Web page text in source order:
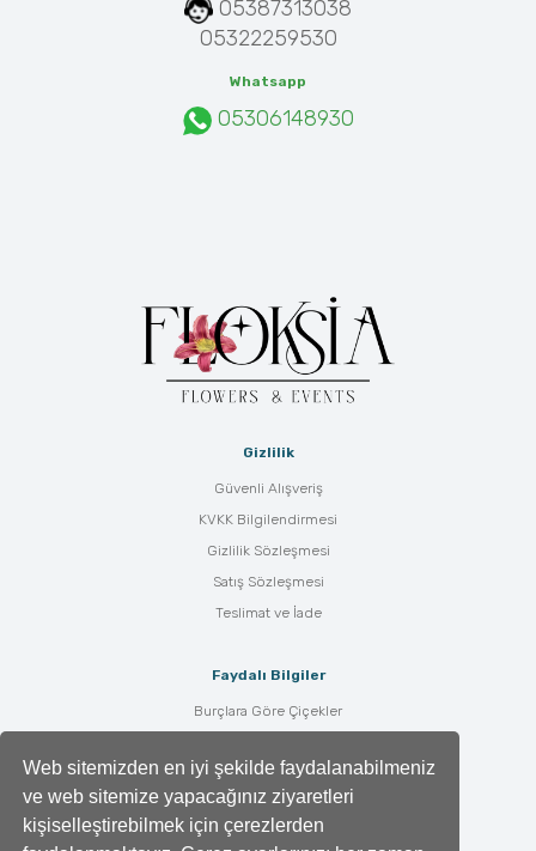
Web sitemizden en iyi şekilde faydalanabilmeniz
ve web sitemize yapacağınız ziyaretleri
kişiselleştirebilmek için çerezlerden
05387313038
05322259530
Whatsapp
05306148930
Gizlilik
Güvenli Alışveriş
KVKK Bilgilendirmesi
Gizlilik Sözleşmesi
Satış Sözleşmesi
Teslimat ve İade
Faydalı Bilgiler
Burçlara Göre Çiçekler
Çiçek Anlamları
Tüm Blog Yazıları